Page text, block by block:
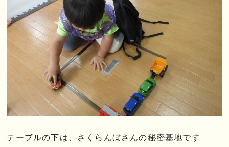
テーブルの下は、さくらんぼさんの秘密基地です